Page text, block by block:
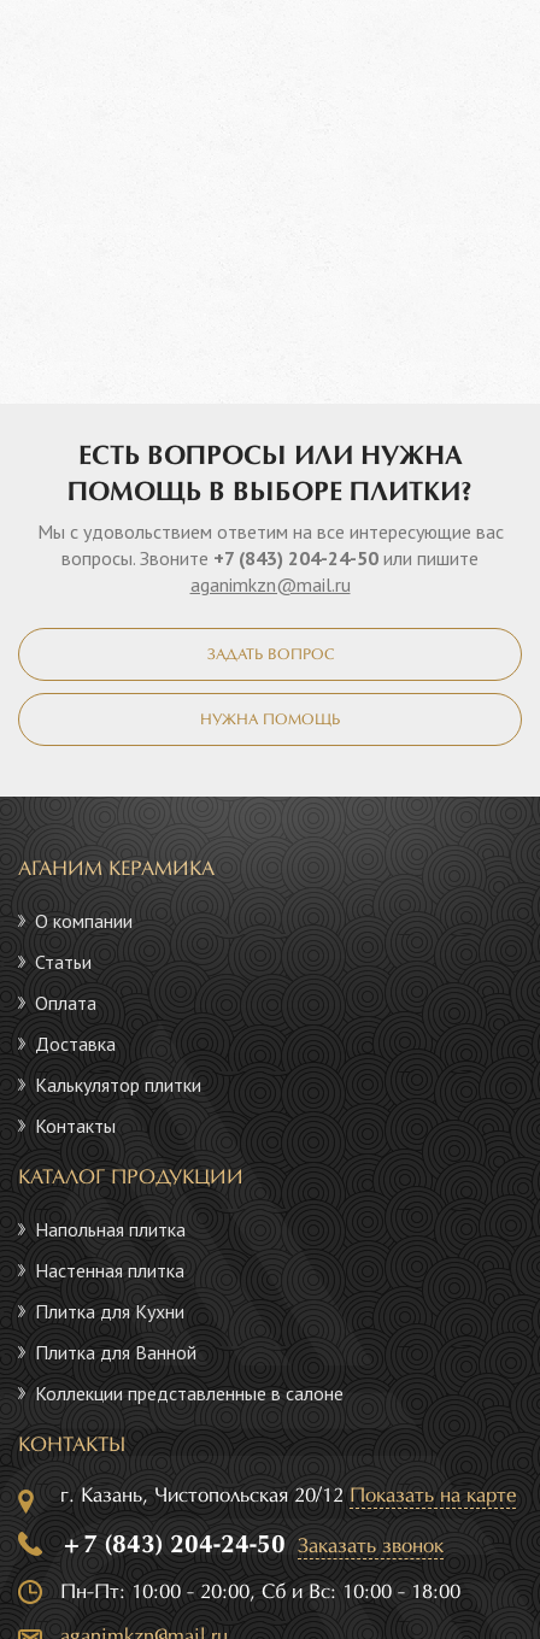
ЕСТЬ ВОПРОСЫ ИЛИ НУЖНА
ПОМОЩЬ В ВЫБОРЕ ПЛИТКИ?
Мы с удовольствием ответим на все интересующие вас
вопросы. Звоните +7 (843) 204-24-50 или пишите
aganimkzn@mail.ru
ЗАДАТЬ ВОПРОС
НУЖНА ПОМОЩЬ
АГАНИМ КЕРАМИКА
О компании
Статьи
Оплата
Доставка
Калькулятор плитки
Контакты
КАТАЛОГ ПРОДУКЦИИ
Напольная плитка
Настенная плитка
Плитка для Кухни
Плитка для Ванной
Коллекции представленные в салоне
КОНТАКТЫ
г. Казань, Чистопольская 20/12 Показать на карте
+7 (843) 204-24-50 Заказать звонок
Пн-Пт: 10:00 - 20:00, Сб и Вс: 10:00 - 18:00